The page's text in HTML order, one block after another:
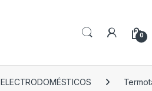
0
ELECTRODOMÉSTICOS